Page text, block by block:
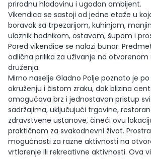
prirodnu hladovinu i ugodan ambijent.
Vikendica se sastoji od jedne etaže u
boravak sa trpezarijom, kuhinjom,
ulaznik hodnikom, ostavom, šupom i
Pored vikendice se nalazi bunar.
odlična prilika za uživanje na otvorenom
druženja.
Mirno naselje Gladno Polje poznato je
okruženju i čistom zraku, dok blizina
omogućava brz i jednostavan pristup
sadržajima, uključujući trgovine,
zdravstvene ustanove, čineći ovu
praktičnom za svakodnevni život.
mogućnosti za razne aktivnosti na
vrtlarenje ili rekreativne aktivnosti. Ova